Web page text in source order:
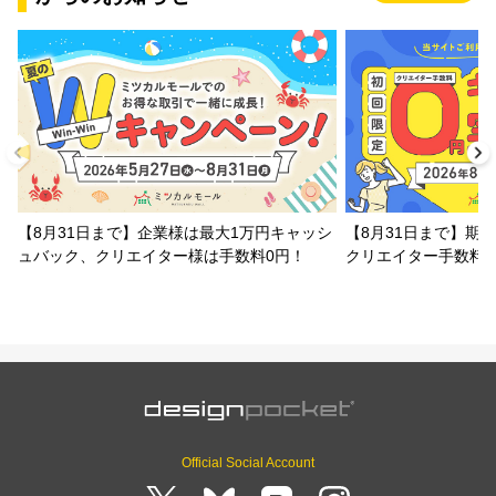
【8月31日まで】企業様は最大1万円キャッシ
ュバック、クリエイター様は手数料0円！
【8月31日まで】期
クリエイター手数料
Official Social Account